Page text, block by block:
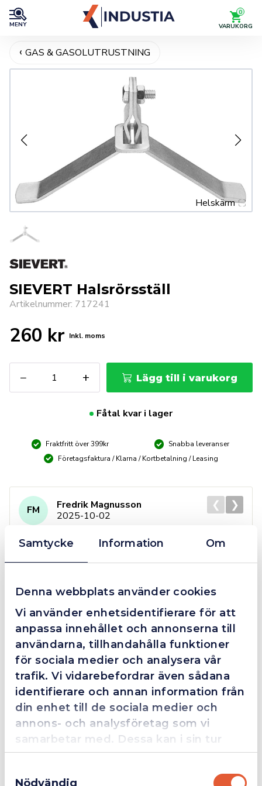
Samtycke Information Om
Denna webbplats använder cookies
Vi använder enhetsidentifierare för att
anpassa innehållet och annonserna till
användarna, tillhandahålla funktioner
för sociala medier och analysera vår
trafik. Vi vidarebefordrar även sådana
identifierare och annan information från
din enhet till de sociala medier och
annons- och analysföretag som vi
samarbetar med. Dessa kan i sin tur
kombinera informationen med annan
information som du har tillhandahållit
Nödvändig
MENY
0
VARUKORG
GAS & GASOLUTRUSTNING
Helskärm
SIEVERT Halsrörsställ
Artikelnummer: 717241
260 kr Inkl. moms
−
Halsrörsställ
mängd
+ Lägg till i varukorg
Fåtal kvar i lager
Fraktfritt över 399kr
Snabba leveranser
Företagsfaktura / Klarna / Kortbetalning / Leasing
4.4 10 Reviews
FM
Fredrik Magnusson
2025-10-02
Dom här grabbarna är definitionen av serviceminded.
Trots en billigare order, som det blev lite strul med,
så agerade dom blixtsnabbt och löste det långt över
förväntan. Hade kontakt med Alexander, som förtjänar
en extra guldstjärna.
❮ ❯
Beskrivning